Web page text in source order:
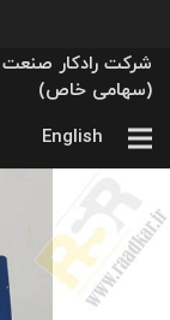
شرکت رادکار صنعت
(سهامی خاص)
English